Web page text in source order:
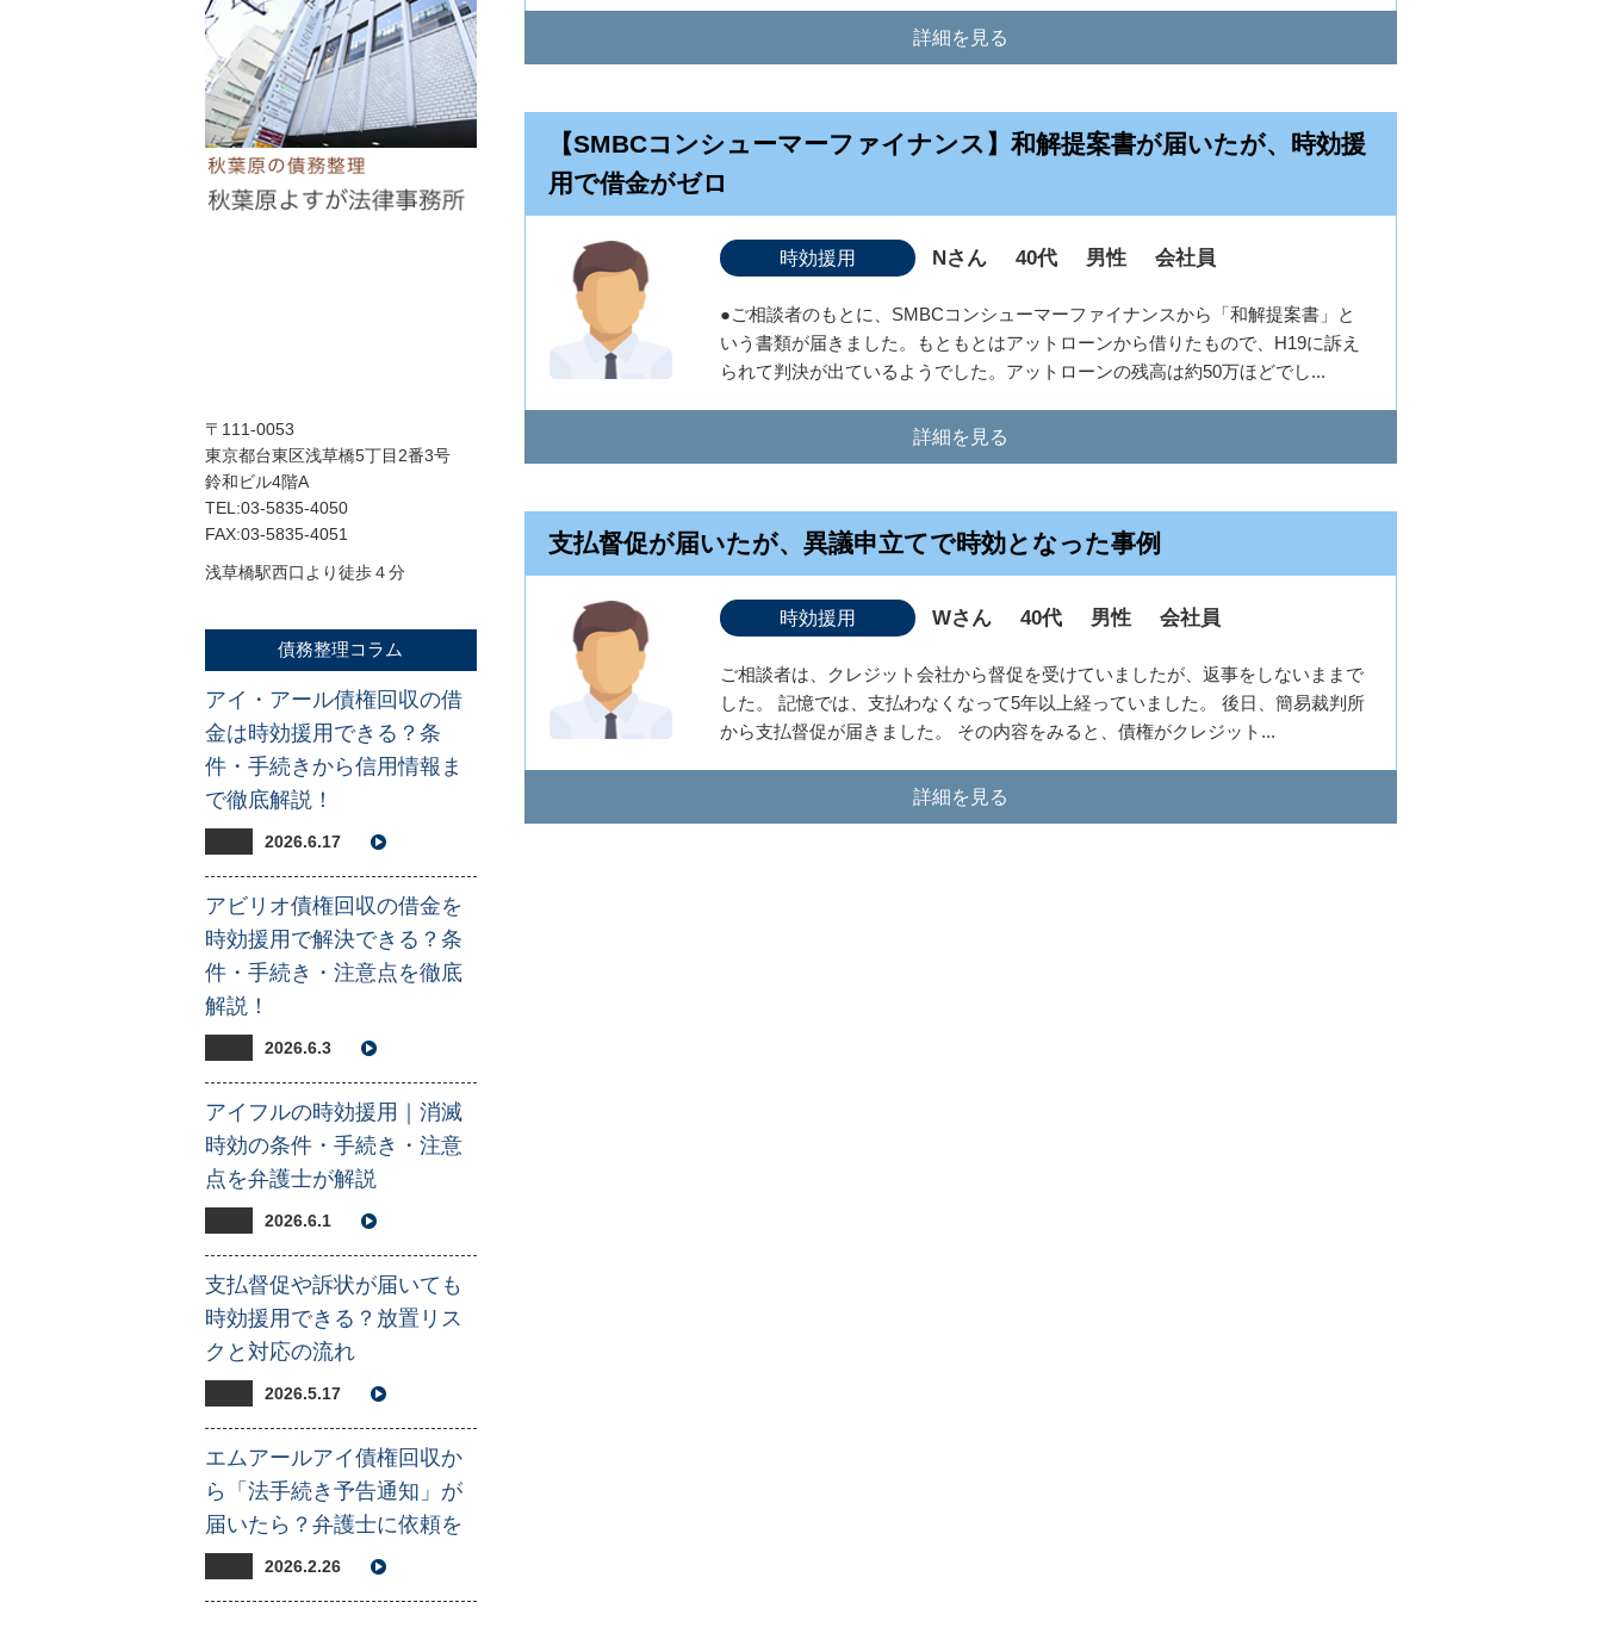
詳細を見る
【SMBCコンシューマーファイナンス】和解提案書が届いたが、時効援
用で借金がゼロ
時効援用 Nさん 40代 男性 会社員
●ご相談者のもとに、SMBCコンシューマーファイナンスから「和解提案書」と
いう書類が届きました。もともとはアットローンから借りたもので、H19に訴え
られて判決が出ているようでした。アットローンの残高は約50万ほどでし...
詳細を見る
支払督促が届いたが、異議申立てで時効となった事例
時効援用 Wさん 40代 男性 会社員
ご相談者は、クレジット会社から督促を受けていましたが、返事をしないままで
した。 記憶では、支払わなくなって5年以上経っていました。 後日、簡易裁判所
から支払督促が届きました。 その内容をみると、債権がクレジット...
詳細を見る
〒111-0053
東京都台東区浅草橋5丁目2番3号
鈴和ビル4階A
TEL:03-5835-4050
FAX:03-5835-4051
浅草橋駅西口より徒歩４分
債務整理コラム
アイ・アール債権回収の借
金は時効援用できる？条
件・手続きから信用情報ま
で徹底解説！
2026.6.17
アビリオ債権回収の借金を
時効援用で解決できる？条
件・手続き・注意点を徹底
解説！
2026.6.3
アイフルの時効援用｜消滅
時効の条件・手続き・注意
点を弁護士が解説
2026.6.1
支払督促や訴状が届いても
時効援用できる？放置リス
クと対応の流れ
2026.5.17
エムアールアイ債権回収か
ら「法手続き予告通知」が
届いたら？弁護士に依頼を
2026.2.26